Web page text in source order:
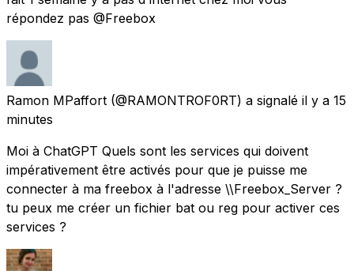
répondez pas @Freebox
Ramon MPaffort (@RAMONTROF0RT) a signalé il y a 15
minutes
Moi à ChatGPT Quels sont les services qui doivent
impérativement être activés pour que je puisse me
connecter à ma freebox à l'adresse \\Freebox_Server ?
tu peux me créer un fichier bat ou reg pour activer ces
services ?